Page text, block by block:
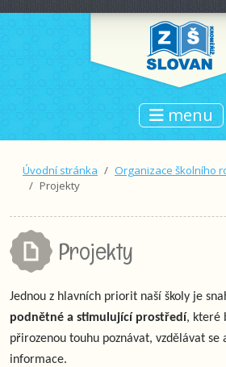
menu
Úvodní stránka
Organizace školního
Projekty
Projekty
Jednou z hlavních priorit naší školy je
podnětné a stimulující prostředí, které
přirozenou touhu poznávat, vzdělávat se
informace.